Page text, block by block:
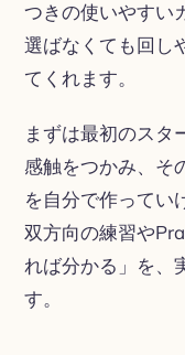
つきの使いやすい
選ばなくても回し
てくれます。
まずは最初のスタ
感触をつかみ、そ
を自分で作ってい
双方向の練習や
れば分かる」を、
す。